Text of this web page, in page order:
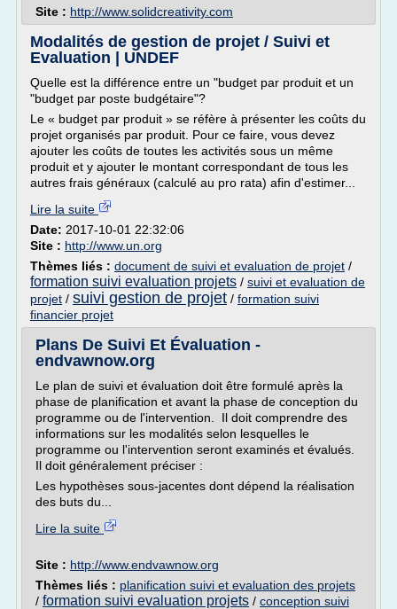
Site : http://www.solidcreativity.com
Modalités de gestion de projet / Suivi et
Evaluation | UNDEF
Quelle est la différence entre un "budget par produit et un
"budget par poste budgétaire"?
Le « budget par produit » se réfère à présenter les coûts du
projet organisés par produit. Pour ce faire, vous devez
ajouter les coûts de toutes les activités sous un même
produit et y ajouter le montant correspondant de tous les
autres frais généraux (calculé au pro rata) afin d'estimer...
Lire la suite
Date: 2017-10-01 22:32:06
Site : http://www.un.org
Thèmes liés : document de suivi et evaluation de projet /
formation suivi evaluation projets / suivi et evaluation de
projet / suivi gestion de projet / formation suivi
financier projet
Plans De Suivi Et Évaluation -
endvawnow.org
Le plan de suivi et évaluation doit être formulé après la
phase de planification et avant la phase de conception du
programme ou de l'intervention. Il doit comprendre des
informations sur les modalités selon lesquelles le
programme ou l'intervention seront examinés et évalués.
Il doit généralement préciser :
Les hypothèses sous-jacentes dont dépend la réalisation
des buts du...
Lire la suite
Site : http://www.endvawnow.org
Thèmes liés : planification suivi et evaluation des projets
/ formation suivi evaluation projets / conception suivi